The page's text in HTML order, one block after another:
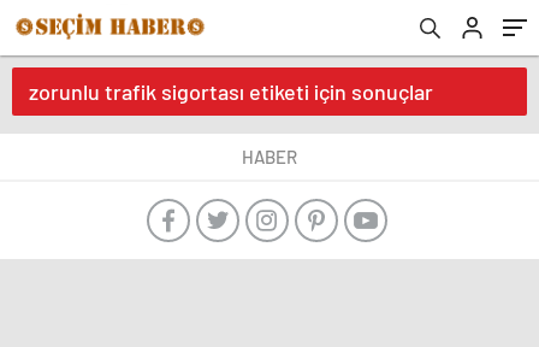
zorunlu trafik sigortası etiketi için sonuçlar
HABER